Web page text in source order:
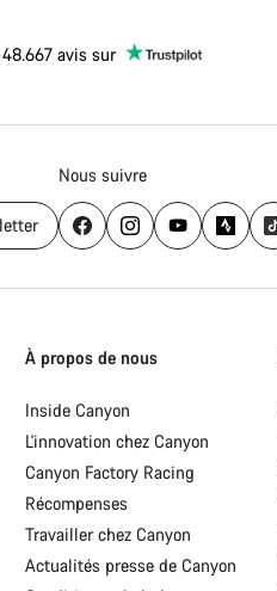
48.667 avis sur
Nous suivre
d'accueil
Canyon
-
Pied
de
page
Canyon
À propos de nous
Inside Canyon
L'innovation chez Canyon
Canyon Factory Racing
Récompenses
Travailler chez Canyon
Actualités presse de Canyon